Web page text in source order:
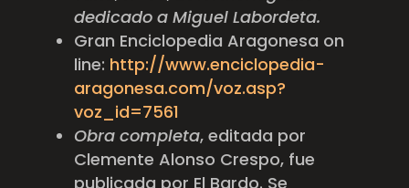
dedicado a Miguel Labordeta.
Gran Enciclopedia Aragonesa on
line: http://www.enciclopedia-
aragonesa.com/voz.asp?
voz_id=7561
Obra completa, editada por
Clemente Alonso Crespo, fue
publicada por El Bardo. Se